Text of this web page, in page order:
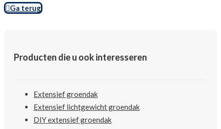
Ga terug
Producten die u ook interesseren
Extensief groendak
Extensief lichtgewicht groendak
DIY extensief groendak